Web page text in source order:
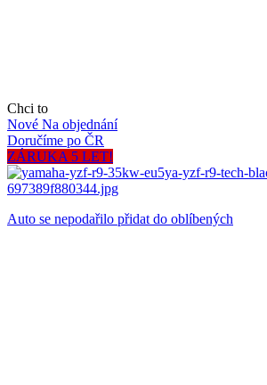
Chci to
Nové Na objednání
Doručíme po ČR
ZÁRUKA 5 LET!
Auto se nepodařilo přidat do oblíbených